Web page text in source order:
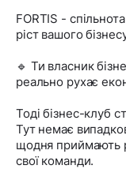
FORTIS -
ріст вашого
🔹 Ти власник
реально рухає
Тоді бізнес-клуб
Тут немає
щодня приймають
свої команди.